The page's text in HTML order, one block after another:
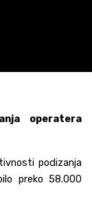
operatera
podizanja
preko 58.000